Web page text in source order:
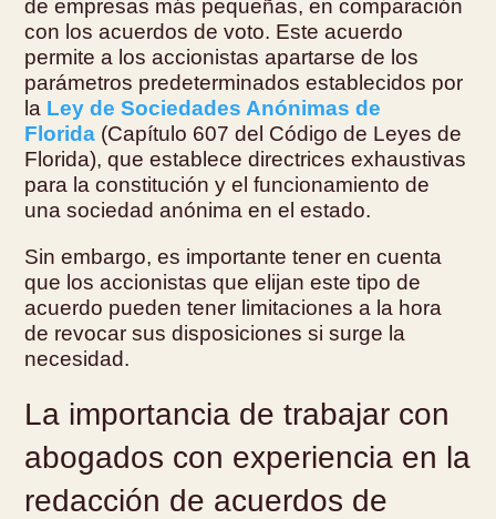
de empresas más pequeñas, en comparación
con los acuerdos de voto. Este acuerdo
permite a los accionistas apartarse de los
parámetros predeterminados establecidos por
la Ley de Sociedades Anónimas de
Florida (Capítulo 607 del Código de Leyes de
Florida), que establece directrices exhaustivas
para la constitución y el funcionamiento de
una sociedad anónima en el estado.
Sin embargo, es importante tener en cuenta
que los accionistas que elijan este tipo de
acuerdo pueden tener limitaciones a la hora
de revocar sus disposiciones si surge la
necesidad.
La importancia de trabajar con
abogados con experiencia en la
redacción de acuerdos de